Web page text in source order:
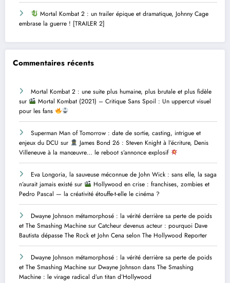
Mortal Kombat 2 : un trailer épique et dramatique, Johnny Cage
embrase la guerre ! [TRAILER 2]
Commentaires récents
Mortal Kombat 2 : une suite plus humaine, plus brutale et plus fidèle
sur
Mortal Kombat (2021) – Critique Sans Spoil : Un uppercut visuel
pour les fans
Superman Man of Tomorrow : date de sortie, casting, intrigue et
enjeux du DCU sur
James Bond 26 : Steven Knight à l’écriture, Denis
Villeneuve à la manœuvre… le reboot s’annonce explosif
Eva Longoria, la sauveuse méconnue de John Wick : sans elle, la saga
n’aurait jamais existé sur
Hollywood en crise : franchises, zombies et
Pedro Pascal — la créativité étouffe-t-elle le cinéma ?
Dwayne Johnson métamorphosé : la vérité derrière sa perte de poids
et The Smashing Machine sur Catcheur devenus acteur : pourquoi Dave
Bautista dépasse The Rock et John Cena selon The Hollywood Reporter
Dwayne Johnson métamorphosé : la vérité derrière sa perte de poids
et The Smashing Machine sur Dwayne Johnson dans The Smashing
Machine : le virage radical d’un titan d’Hollywood